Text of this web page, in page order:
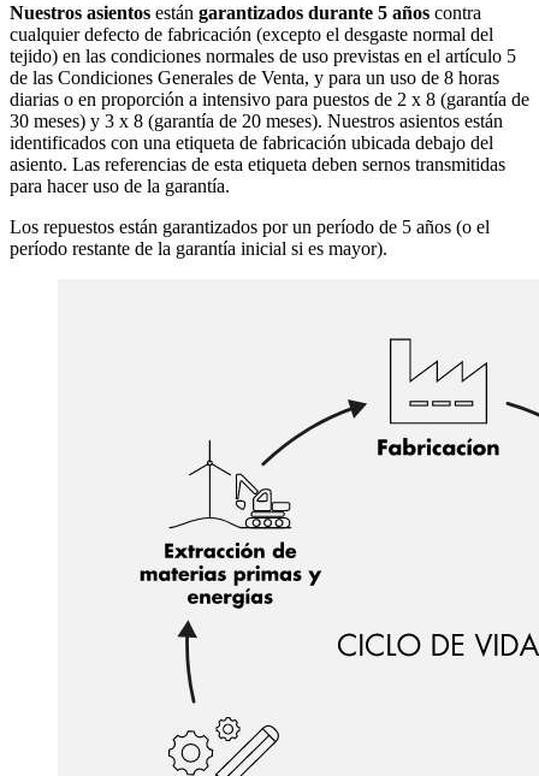
Nuestros asientos están garantizados durante 5 años contra
cualquier defecto de fabricación (excepto el desgaste normal del
tejido) en las condiciones normales de uso previstas en el artículo 5
de las Condiciones Generales de Venta, y para un uso de 8 horas
diarias o en proporción a intensivo para puestos de 2 x 8 (garantía de
30 meses) y 3 x 8 (garantía de 20 meses). Nuestros asientos están
identificados con una etiqueta de fabricación ubicada debajo del
asiento. Las referencias de esta etiqueta deben sernos transmitidas
para hacer uso de la garantía.
Los repuestos están garantizados por un período de 5 años (o el
período restante de la garantía inicial si es mayor).